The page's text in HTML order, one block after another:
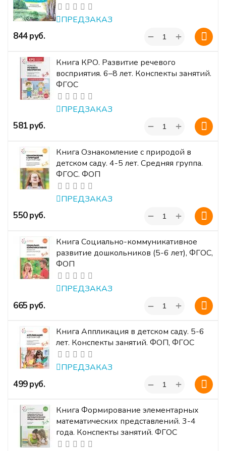
ПРЕДЗАКАЗ
‍844‍руб. +
−
Книга КРО. Развитие речевого
восприятия. 6–8 лет. Конспекты занятий.
ФГОС
ПРЕДЗАКАЗ
‍581‍руб. +
−
Книга Ознакомление с природой в
детском саду. 4-5 лет. Средняя группа.
ФГОС. ФОП
ПРЕДЗАКАЗ
‍550‍руб. +
−
Книга Социально-коммуникативное
развитие дошкольников (5-6 лет), ФГОС,
ФОП
ПРЕДЗАКАЗ
‍665‍ руб. +
−
Книга Аппликация в детском саду. 5-6
лет. Конспекты занятий. ФОП, ФГОС
ПРЕДЗАКАЗ
‍499‍руб. +
−
Книга Формирование элементарных
математических представлений. 3-4
года. Конспекты занятий. ФГОС